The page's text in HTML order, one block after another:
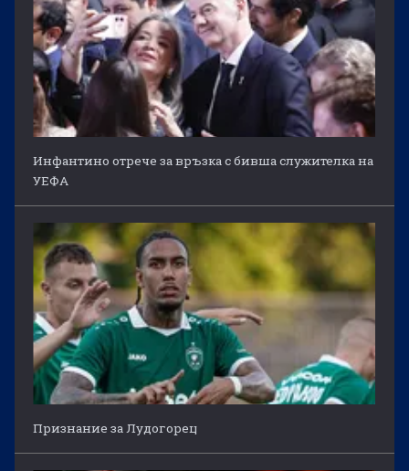
Инфантино отрече за връзка с бивша служителка на
УЕФА
Признание за Лудогорец